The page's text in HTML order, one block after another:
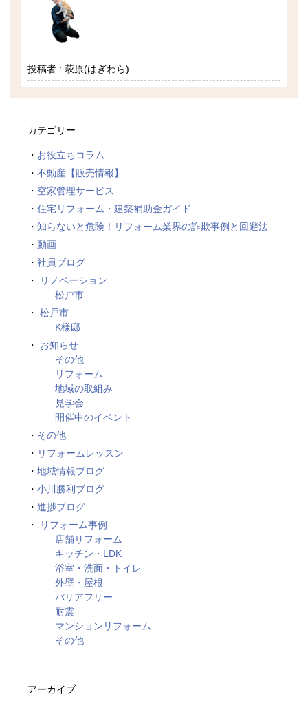
投稿者 : 萩原(はぎわら)
カテゴリー
お役立ちコラム
不動産【販売情報】
空家管理サービス
住宅リフォーム・建築補助金ガイド
知らないと危険！リフォーム業界の詐欺事例と回避法
動画
社員ブログ
リノベーション
松戸市
松戸市
K様邸
お知らせ
その他
リフォーム
地域の取組み
見学会
開催中のイベント
その他
リフォームレッスン
地域情報ブログ
小川勝利ブログ
進捗ブログ
リフォーム事例
店舗リフォーム
キッチン・LDK
浴室・洗面・トイレ
外壁・屋根
バリアフリー
耐震
マンションリフォーム
その他
アーカイブ